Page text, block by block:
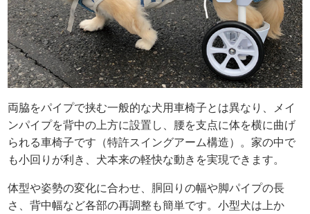
両脇をパイプで挟む一般的な犬用車椅子とは異なり、メイ
ンパイプを背中の上方に設置し、腰を支点に体を横に曲げ
られる車椅子です（特許スイングアーム構造）。家の中で
も小回りが利き、犬本来の軽快な動きを実現できます。
体型や姿勢の変化に合わせ、胴回りの幅や脚パイプの長
さ、背中幅など各部の再調整も簡単です。小型犬は上か